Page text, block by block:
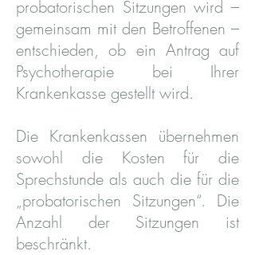
probatorischen Sitzungen wird –
gemeinsam mit den Betroffenen –
entschieden, ob ein Antrag auf
Psychotherapie bei Ihrer
Krankenkasse gestellt wird.
Die Krankenkassen übernehmen
sowohl die Kosten für die
Sprechstunde als auch die für die
„probatorischen Sitzungen“. Die
Anzahl der Sitzungen ist
beschränkt.